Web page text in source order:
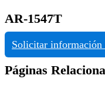
AR-1547T
Solicitar información
Páginas